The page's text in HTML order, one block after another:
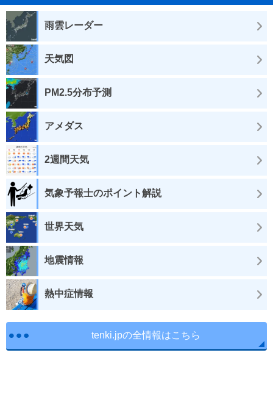
雨雲レーダー
天気図
PM2.5分布予測
アメダス
2週間天気
気象予報士のポイント解説
世界天気
地震情報
熱中症情報
tenki.jpの全情報はこちら